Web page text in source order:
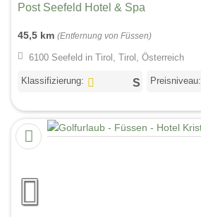
Post Seefeld Hotel & Spa
45,5 km (Entfernung von Füssen)
6100 Seefeld in Tirol, Tirol, Österreich
Klassifizierung: Preisniveau: